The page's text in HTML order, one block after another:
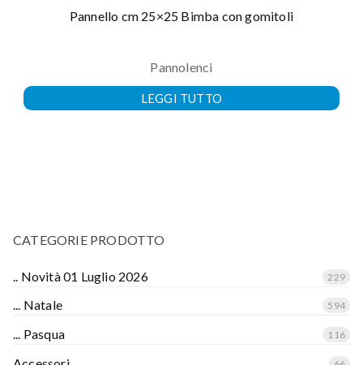
Pannello cm 25×25 Bimba con gomitoli
Pannolenci
LEGGI TUTTO
CATEGORIE PRODOTTO
.. Novità 01 Luglio 2026 229
... Natale 594
... Pasqua 116